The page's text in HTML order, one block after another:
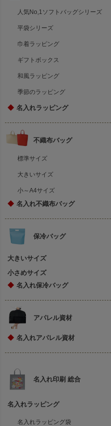
人気No,1ソフトバッグシリーズ
平袋シリーズ
巾着ラッピング
ギフトボックス
和風ラッピング
季節のラッピング
◆ 名入れラッピング
不織布バッグ
標準サイズ
大きいサイズ
小～A4サイズ
◆ 名入れ不織布バッグ
保冷バッグ
大きいサイズ
小さめサイズ
◆ 名入れ保冷バッグ
アパレル資材
◆ 名入れアパレル資材
名入れ印刷 総合
名入れラッピング
名入れラッピング袋